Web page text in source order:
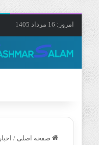
امروز: 16 مرداد 1405
صفحه اصلی / اخبار